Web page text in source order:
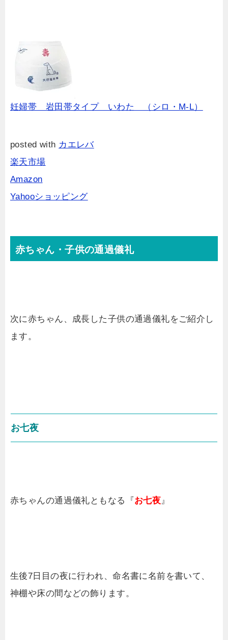
妊婦帯 岩田帯タイプ いわた （シロ・M-L）
posted with カエレバ
楽天市場
Amazon
Yahooショッピング
赤ちゃん・子供の通過儀礼
次に赤ちゃん、成長した子供の通過儀礼をご紹介し
ます。
お七夜
赤ちゃんの通過儀礼ともなる『お七夜』
生後7日目の夜に行われ、命名書に名前を書いて、
神棚や床の間などの飾ります。